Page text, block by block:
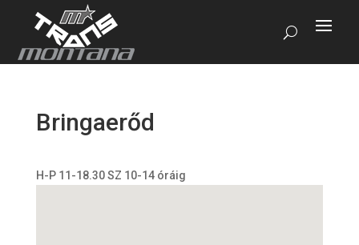
Bringaerőd
H-P 11-18.30 SZ 10-14 óráig